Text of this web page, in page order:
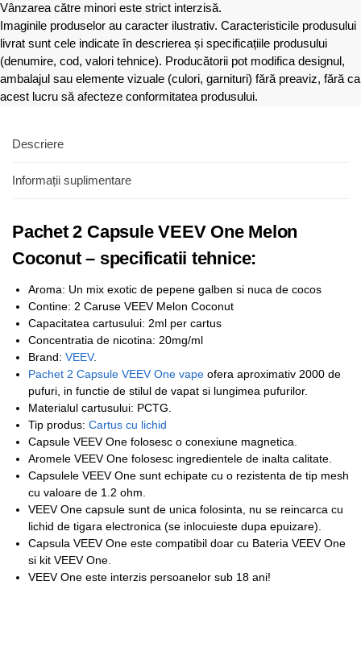
Vânzarea către minori este strict interzisă.
Imaginile produselor au caracter ilustrativ. Caracteristicile produsului
livrat sunt cele indicate în descrierea și specificațiile produsului
(denumire, cod, valori tehnice). Producătorii pot modifica designul,
ambalajul sau elemente vizuale (culori, garnituri) fără preaviz, fără ca
acest lucru să afecteze conformitatea produsului.
Descriere
Informații suplimentare
Pachet 2 Capsule VEEV One Melon
Coconut – specificatii tehnice:
Aroma: Un mix exotic de pepene galben si nuca de cocos
Contine: 2 Caruse VEEV Melon Coconut
Capacitatea cartusului: 2ml per cartus
Concentratia de nicotina: 20mg/ml
Brand: VEEV.
Pachet 2 Capsule VEEV One vape ofera aproximativ 2000 de
pufuri, in functie de stilul de vapat si lungimea pufurilor.
Materialul cartusului: PCTG.
Tip produs: Cartus cu lichid
Capsule VEEV One folosesc o conexiune magnetica.
Aromele VEEV One folosesc ingredientele de inalta calitate.
Capsulele VEEV One sunt echipate cu o rezistenta de tip mesh
cu valoare de 1.2 ohm.
VEEV One capsule sunt de unica folosinta, nu se reincarca cu
lichid de tigara electronica (se inlocuieste dupa epuizare).
Capsula VEEV One este compatibil doar cu Bateria VEEV One
si kit VEEV One.
VEEV One este interzis persoanelor sub 18 ani!